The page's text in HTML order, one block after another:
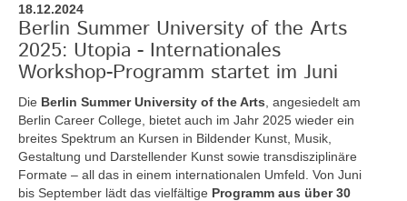
18.12.2024
Berlin Summer University of the Arts
2025: Utopia - Internationales
Workshop-Programm startet im Juni
Die Berlin Summer University of the Arts , angesiedelt am
Berlin Career College, bietet auch im Jahr 2025 wieder ein
breites Spektrum an Kursen in Bildender Kunst, Musik,
Gestaltung und Darstellender Kunst sowie transdisziplinäre
Formate – all das in einem internationalen Umfeld. Von Juni
bis September lädt das vielfältige Programm aus über 30